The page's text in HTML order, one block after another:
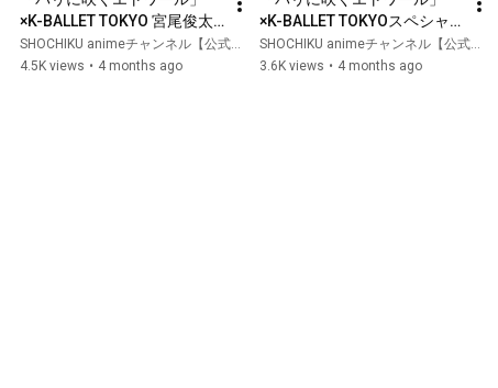
×K-BALLET TOKYO 宮尾俊太
郎スペシャルインタビュー ｜
絶賛上映中！
SHOCHIKU animeチャンネル【公式】 and K-BALLET CHANNEL
4.5K views • 4 months ago
×K-BALLET TOKYOスペシャ
ルコラボ映像＜第2章＞ ｜絶
賛上映中！
SHOCHIKU animeチャンネル【公式】 and K-BALLET CHANNEL
3.6K views • 4 months ago